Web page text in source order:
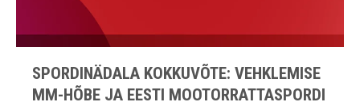
SPORDINÄDALA KOKKUVÕTE: VEHKLEMISE
MM-HÕBE JA EESTI MOOTORRATTASPORDI